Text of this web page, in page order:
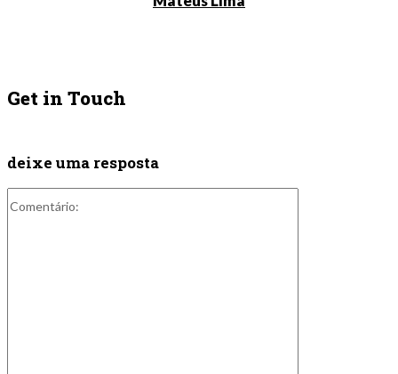
Get in Touch
deixe uma resposta